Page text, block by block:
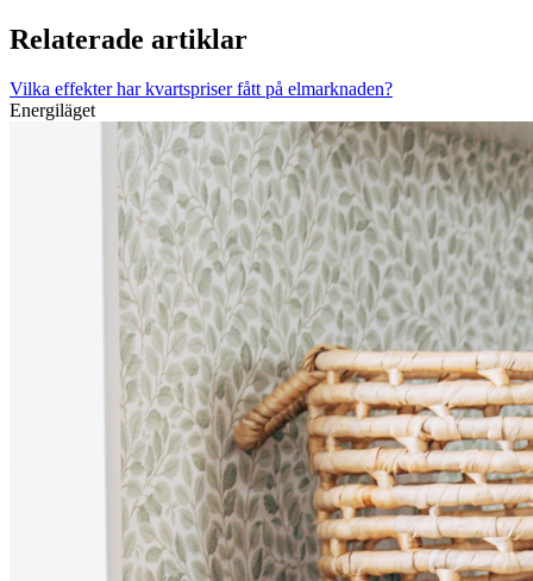
Relaterade artiklar
Vilka effekter har kvartspriser fått på elmarknaden?
Energiläget